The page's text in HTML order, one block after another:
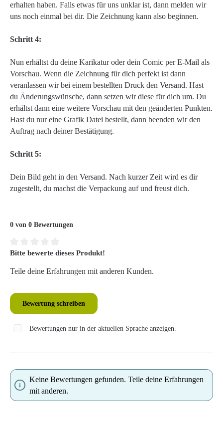
erhalten haben. Falls etwas für uns unklar ist, dann melden wir
uns noch einmal bei dir. Die Zeichnung kann also beginnen.
Schritt 4:
Nun erhältst du deine Karikatur oder dein Comic per E-Mail als
Vorschau. Wenn die Zeichnung für dich perfekt ist dann
veranlassen wir bei einem bestellten Druck den Versand. Hast
du Änderungswünsche, dann setzen wir diese für dich um. Du
erhältst dann eine weitere Vorschau mit den geänderten Punkten.
Hast du nur eine Grafik Datei bestellt, dann beenden wir den
Auftrag nach deiner Bestätigung.
Schritt 5:
Dein Bild geht in den Versand. Nach kurzer Zeit wird es dir
zugestellt, du machst die Verpackung auf und freust dich.
0 von 0 Bewertungen
Durchschnittliche Bewertung von 0 von 5 Sternen
Bitte bewerte dieses Produkt!
Teile deine Erfahrungen mit anderen Kunden.
Bewertung schreiben
Bewertungen nur in der aktuellen Sprache anzeigen.
Keine Bewertungen gefunden. Teile deine Erfahrungen
mit anderen.